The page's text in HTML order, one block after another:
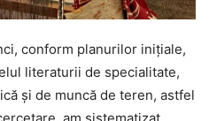
conform planurilor inițiale,
literaturii de specialitate,
și de muncă de teren, astfel